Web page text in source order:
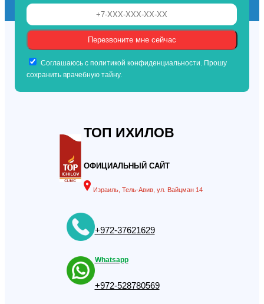
Соглашаюсь с политикой конфиденциальности. Прошу
сохранить врачебную тайну.
ТОП ИХИЛОВ
ОФИЦИАЛЬНЫЙ САЙТ
Израиль, Тель-Авив, ул. Вайцман 14
+972-37621629
Whatsapp
+972-528780569